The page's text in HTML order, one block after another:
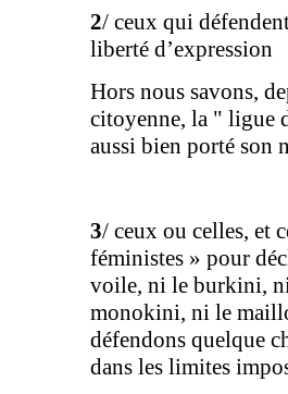
2/ ceux qui
liberté d’expression
Hors nous savons,
citoyenne, la " ligue
aussi bien porté son
3/ ceux ou celles, et
féministes » pour
voile, ni le burkini,
monokini, ni le
défendons quelque
dans les limites